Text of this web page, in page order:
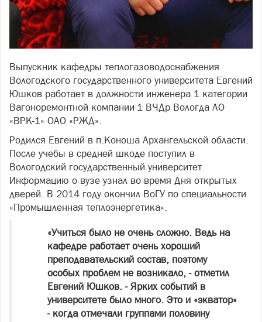
Выпускник кафедры теплогазоводоснабжения
Вологодского государственного университета Евгений
Юшков работает в должности инженера 1 категории
Вагоноремонтной компании-1 ВЧДр Вологда АО
«ВРК-1» ОАО «РЖД».
Родился Евгений в п.Коноша Архангельской области.
После учебы в средней шкоде поступил в
Вологодский государственный университет.
Информацию о вузе узнал во время Дня открытых
дверей. В 2014 году окончил ВоГУ по специальности
«Промышленная теплоэнергетика».
«Учиться было не очень сложно. Ведь на
кафедре работает очень хороший
преподавательский состав, поэтому
особых проблем не возникало, - отметил
Евгений Юшков. - Ярких событий в
университете было много. Это и «экватор»
- когда отмечали группами половину